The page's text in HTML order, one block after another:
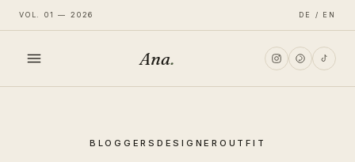
VOL. 01 — 2026 DE / EN
Ana.
BLOGGERS DESIGNER OUTFIT